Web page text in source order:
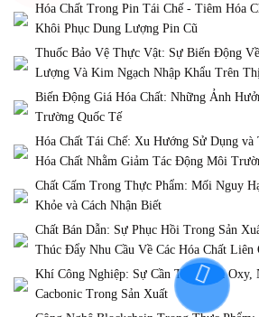
Hóa Chất Trong Pin Tái Chế - Tiêm Hóa
Khôi Phục Dung Lượng Pin Cũ
Thuốc Bảo Vệ Thực Vật: Sự Biến Động
Lượng Và Kim Ngạch Nhập Khẩu Trên
Biến Động Giá Hóa Chất: Những Ảnh
Trường Quốc Tế
Hóa Chất Tái Chế: Xu Hướng Sử Dụng và
Hóa Chất Nhằm Giảm Tác Động Môi
Chất Cấm Trong Thực Phẩm: Mối Nguy
Khỏe và Cách Nhận Biết
Chất Bán Dẫn: Sự Phục Hồi Trong Sản
Thúc Đẩy Nhu Cầu Về Các Hóa Chất Liên
Khí Công Nghiệp: Sự Cần Thiết Của Oxy,
Cacbonic Trong Sản Xuất